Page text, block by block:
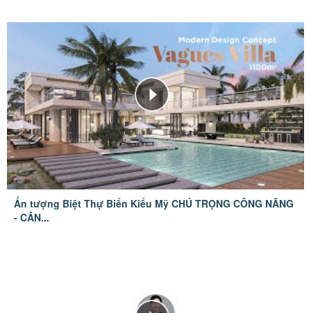
Ấn tượng Biệt Thự Biển Kiểu Mỹ CHÚ TRỌNG CÔNG NĂNG
- CÂN...